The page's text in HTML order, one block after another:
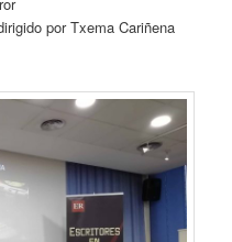
por Txema Cariñena